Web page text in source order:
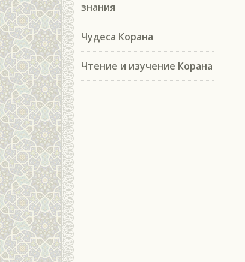
знания
Чудеса Корана
Чтение и изучение Корана